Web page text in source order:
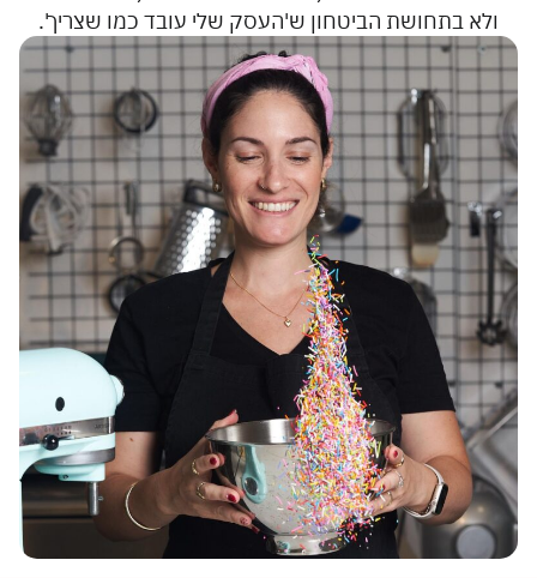
ולא בתחושת הביטחון ש'העסק שלי עובד כמו שצריך'.